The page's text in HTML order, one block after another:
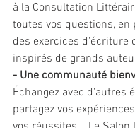
à la Consultation
toutes vos questions, en
des exercices d'écriture
inspirés de grands
- Une communauté
Échangez avec d'autres
partagez vos